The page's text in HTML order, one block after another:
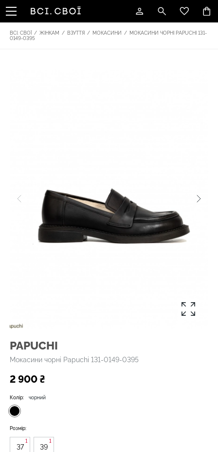
ВСІ. СВОЇ / ЖІНКАМ / ВЗУТТЯ / МОКАСИНИ / МОКАСИНИ ЧОРНІ PAPUCHI 131-
0149-0395
PAPUCHI
Мокасини чорні Papuchi 131-0149-0395
2 900 ₴
Колір: чорний
Розмір:
37
1
39
1